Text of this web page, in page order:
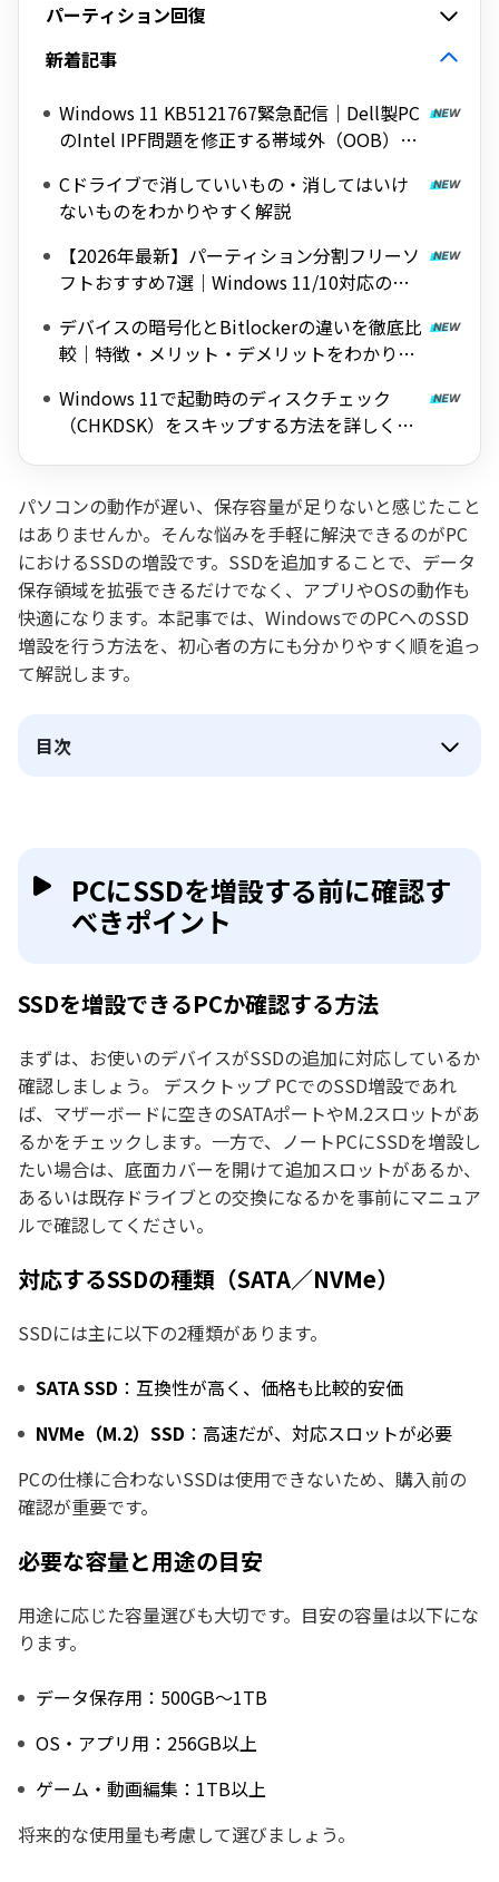
パーティション回復
新着記事
Windows 11 KB5121767緊急配信｜Dell製PC
のIntel IPF問題を修正する帯域外（OOB）ア
Cドライブで消していいもの・消してはいけ
ないものをわかりやすく解説
【2026年最新】パーティション分割フリーソ
フトおすすめ7選｜Windows 11/10対応の無
デバイスの暗号化とBitlockerの違いを徹底比
較｜特徴・メリット・デメリットをわかりや
Windows 11で起動時のディスクチェック
（CHKDSK）をスキップする方法を詳しく解
パソコンの動作が遅い、保存容量が足りないと感じたこと
はありませんか。そんな悩みを手軽に解決できるのがPC
におけるSSDの増設です。SSDを追加することで、データ
保存領域を拡張できるだけでなく、アプリやOSの動作も
快適になります。本記事では、WindowsでのPCへのSSD
増設を行う方法を、初心者の方にも分かりやすく順を追っ
て解説します。
目次
PCにSSDを増設する前に確認す
べきポイント
SSDを増設できるPCか確認する方法
まずは、お使いのデバイスがSSDの追加に対応しているか
確認しましょう。 デスクトップ PCでのSSD増設であれ
ば、マザーボードに空きのSATAポートやM.2スロットがあ
るかをチェックします。一方で、ノートPCにSSDを増設し
たい場合は、底面カバーを開けて追加スロットがあるか、
あるいは既存ドライブとの交換になるかを事前にマニュア
ルで確認してください。
対応するSSDの種類（SATA／NVMe）
SSDには主に以下の2種類があります。
SATA SSD ：互換性が高く、価格も比較的安価
NVMe（M.2）SSD ：高速だが、対応スロットが必要
PCの仕様に合わないSSDは使用できないため、購入前の
確認が重要です。
必要な容量と用途の目安
用途に応じた容量選びも大切です。目安の容量は以下にな
ります。
データ保存用：500GB〜1TB
OS・アプリ用：256GB以上
ゲーム・動画編集：1TB以上
将来的な使用量も考慮して選びましょう。